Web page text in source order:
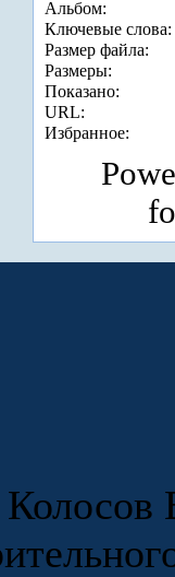
Альбом:
Ключевые слова:
Размер файла:
Размеры:
Показано:
URL:
Избранное: